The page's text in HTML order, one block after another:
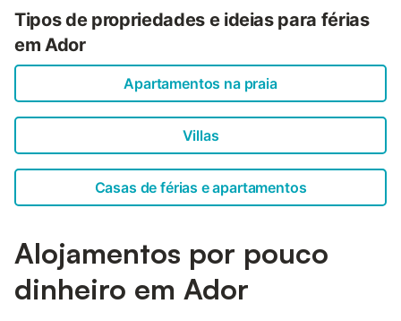
Tipos de propriedades e ideias para férias
em Ador
Apartamentos na praia
Villas
Casas de férias e apartamentos
Alojamentos por pouco
dinheiro em Ador